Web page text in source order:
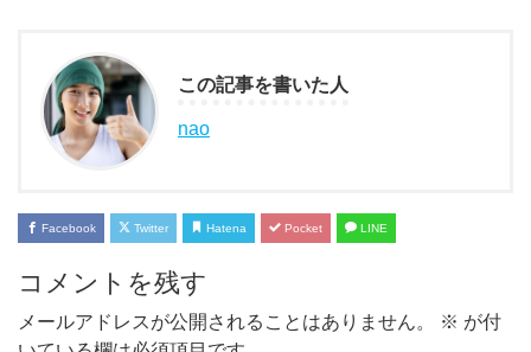
この記事を書いた人
nao
Facebook Twitter Hatena Pocket LINE
コメントを残す
メールアドレスが公開されることはありません。 ※ が付